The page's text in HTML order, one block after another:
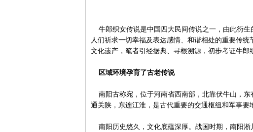
牛郎织女传说是中国四大民间传说之一，由此衍生
人们祈求一切幸福及表达感情、和谐相处的重要传
文化遗产，笔者引经据典、寻根溯源，初步考证牛郎
区域环境孕育了古老传说
南阳古称宛，位于河南省西南部，北靠伏牛山，东
通关陕，东连江淮，是古代重要的交通枢纽和军事要
南阳历史悠久，文化底蕴深厚。战国时期，南阳